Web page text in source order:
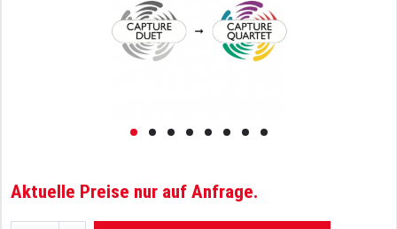
Aktuelle Preise nur auf Anfrage.